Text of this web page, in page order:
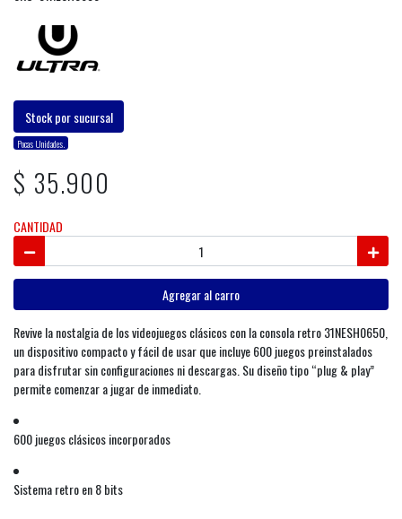
Stock por sucursal
Pocas Unidades.
$ 35.900
CANTIDAD
Agregar al carro
Revive la nostalgia de los videojuegos clásicos con la consola retro 31NESH0650,
un dispositivo compacto y fácil de usar que incluye 600 juegos preinstalados
para disfrutar sin configuraciones ni descargas. Su diseño tipo “plug & play”
permite comenzar a jugar de inmediato.
600 juegos clásicos incorporados
Sistema retro en 8 bits